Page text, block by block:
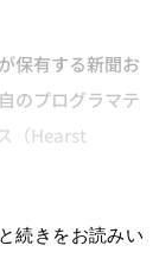
保有する新聞お
のプログラマテ
（Hearst
続きをお読みい